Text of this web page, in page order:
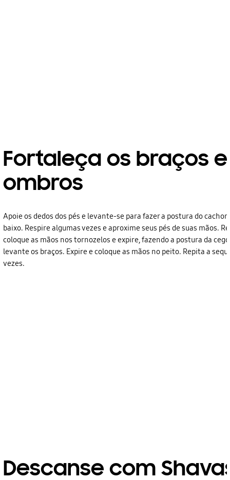
Fortaleça os braços
ombros
Apoie os dedos dos pés e levante-se para fazer a postura do
baixo. Respire algumas vezes e aproxime seus pés de suas mãos.
coloque as mãos nos tornozelos e expire, fazendo a postura da
levante os braços. Expire e coloque as mãos no peito. Repita a
vezes.
Descanse com